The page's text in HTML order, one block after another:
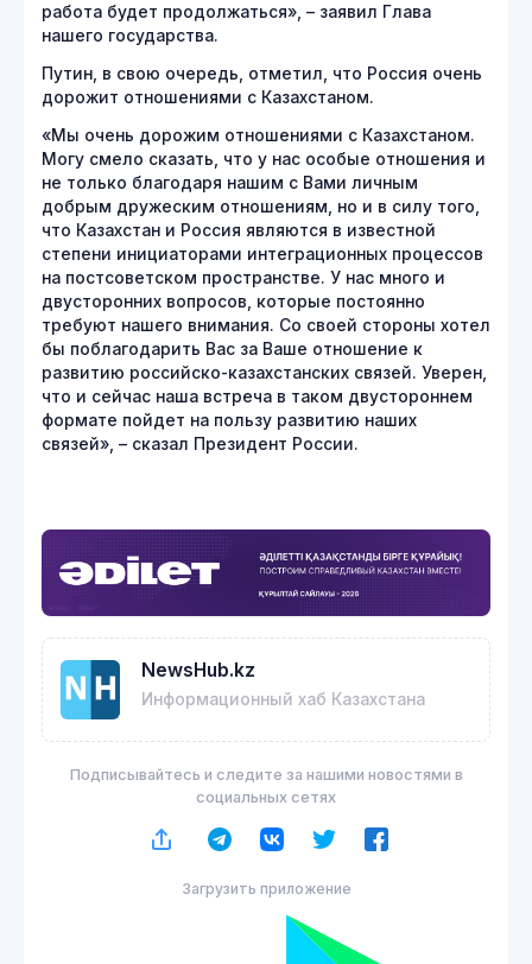
работа будет продолжаться», – заявил Глава
нашего государства.
Путин, в свою очередь, отметил, что Россия очень
дорожит отношениями с Казахстаном.
«Мы очень дорожим отношениями с Казахстаном.
Могу смело сказать, что у нас особые отношения и
не только благодаря нашим с Вами личным
добрым дружеским отношениям, но и в силу того,
что Казахстан и Россия являются в известной
степени инициаторами интеграционных процессов
на постсоветском пространстве. У нас много и
двусторонних вопросов, которые постоянно
требуют нашего внимания. Со своей стороны хотел
бы поблагодарить Вас за Ваше отношение к
развитию российско-казахстанских связей. Уверен,
что и сейчас наша встреча в таком двустороннем
формате пойдет на пользу развитию наших
связей», – сказал Президент России.
NewsHub.kz
Информационный хаб Казахстана
Подписывайтесь и следите за нашими новостями в
социальных сетях
Загрузить приложение